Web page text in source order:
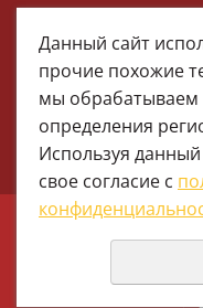
Екатеринбург,
© 1997
Политика
Данный сайт
прочие похожие
мы обрабатываем
определения
Используя
свое согласие с